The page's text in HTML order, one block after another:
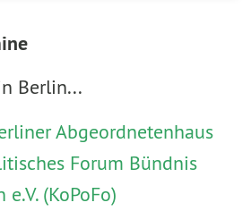
Berlin...
Abgeordnetenhaus
Forum Bündnis
(KoPoFo)